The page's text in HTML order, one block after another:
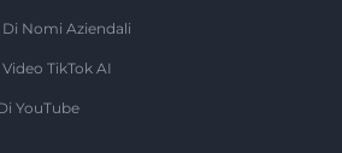
Nomi Aziendali
TikTok AI
YouTube